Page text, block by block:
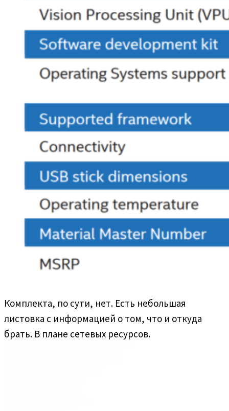
Комплекта, по сути, нет. Есть небольшая
листовка с информацией о том, что и откуда
брать. В плане сетевых ресурсов.